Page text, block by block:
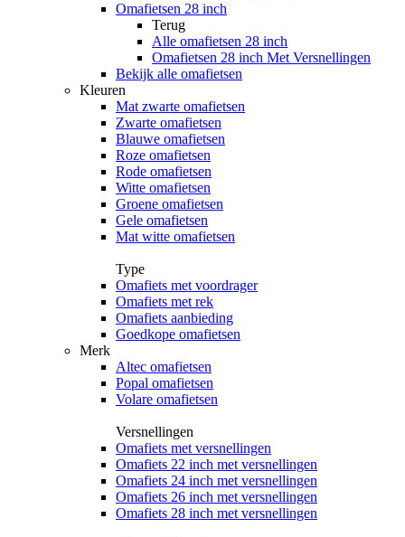
Omafietsen 28 inch
Terug
Alle omafietsen 28 inch
Omafietsen 28 inch Met Versnellingen
Bekijk alle omafietsen
Kleuren
Mat zwarte omafietsen
Zwarte omafietsen
Blauwe omafietsen
Roze omafietsen
Rode omafietsen
Witte omafietsen
Groene omafietsen
Gele omafietsen
Mat witte omafietsen
Type
Omafiets met voordrager
Omafiets met rek
Omafiets aanbieding
Goedkope omafietsen
Merk
Altec omafietsen
Popal omafietsen
Volare omafietsen
Versnellingen
Omafiets met versnellingen
Omafiets 22 inch met versnellingen
Omafiets 24 inch met versnellingen
Omafiets 26 inch met versnellingen
Omafiets 28 inch met versnellingen